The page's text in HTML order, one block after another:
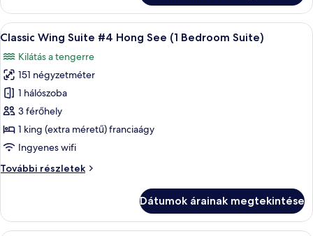
#3
Hong
(Classic
Wing
Suite
Hong
Sam)
további
részletei
A
következő
szoba
összes
képének
megtekintése:
Classic
Wing
Suite
#4
(1
Egy tágas hálószoba, melyben egy
13
Classic Wing Suite #4 Hong See (1 Bedroom Suite)
Kilátás a tengerre
151 négyzetméter
1 hálószoba
3 férőhely
1 king (extra méretű) franciaágy
Ingyenes wifi
További részletek
Classic
Hong
See
Dátumok árainak megtekintése